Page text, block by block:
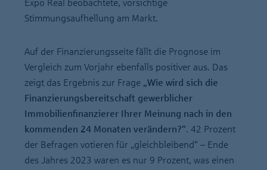
Expo Real beobachtete, vorsichtige
Stimmungsaufhellung am Markt.
Auf der Finanzierungsseite fällt die Prognose im
Vergleich zum Vorjahr ebenfalls positiver aus. Das
zeigt das Ergebnis zur Frage „Wie wird sich die
Finanzierungsbereitschaft gewerblicher
Immobilienfinanzierer Ihrer Meinung nach in den
kommenden 24 Monaten verändern?“. 42 Prozent
der Befragen votieren für „gleichbleibend“ – Ende
des Jahres 2023 waren es nur 9 Prozent, was einen